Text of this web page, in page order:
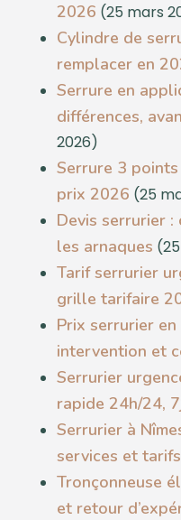
2026 (25 mars
Cylindre de
remplacer en
Serrure en
différences,
2026)
Serrure 3
prix 2026 (25
Devis serrurier
les arnaques
Tarif serrurier
grille tarifaire
Prix serrurier
intervention et
Serrurier
rapide 24h/24,
Serrurier à
services et
Tronçonneuse
et retour